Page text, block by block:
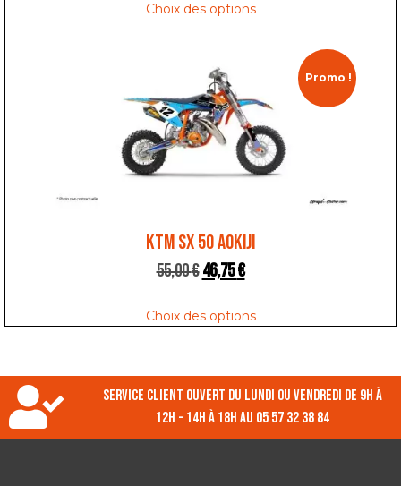
Choix des options
Promo !
KTM SX 50 AOKIJI
55,00€46,75€
Choix des options
Service client ouvert du lundi ou vendredi de 9h à
12h - 14h à 18h au 05 57 32 38 84